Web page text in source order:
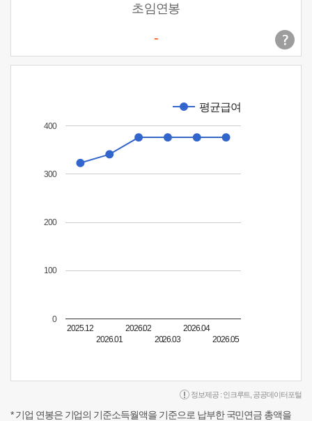
초임연봉
-
평균급여
2025.12
2026.01
2026.02
2026.03
2026.04
2026.05
0
100
200
300
400
정보제공 : 인크루트 공공데이터포털
* 기업 연봉은 기업의 기준소득월액을 기준으로 납부한 국민연금 총액을